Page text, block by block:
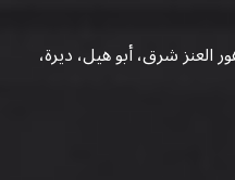
هور العنز شرق، أبو هيل، ديرة،